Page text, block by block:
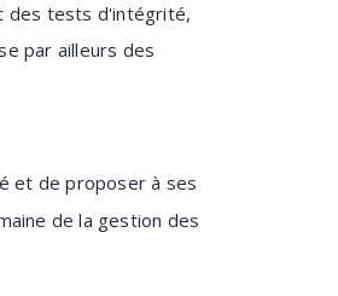
des tests d'intégrité,
par ailleurs des
et de proposer à ses
de la gestion des